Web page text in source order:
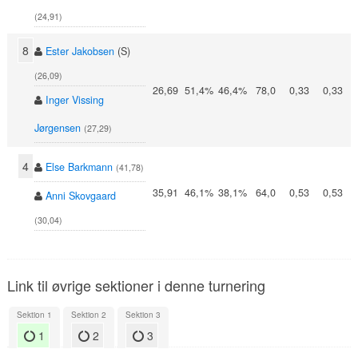
(24,91)
8 Ester Jakobsen (S)
(26,09)
Inger Vissing
Jørgensen (27,29)
26,69 51,4% 46,4% 78,0 0,33 0,33
4 Else Barkmann (41,78)
Anni Skovgaard
(30,04)
35,91 46,1% 38,1% 64,0 0,53 0,53
Link til øvrige sektioner i denne turnering
Sektion 1
1
Sektion 2
2
Sektion 3
3